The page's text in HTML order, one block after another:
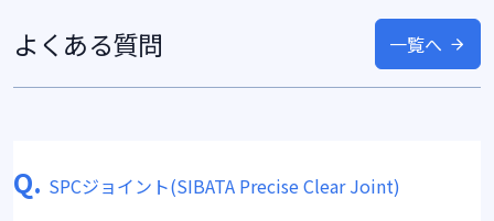
よくある質問 一覧へ
Q. SPCジョイント(SIBATA Precise Clear Joint)